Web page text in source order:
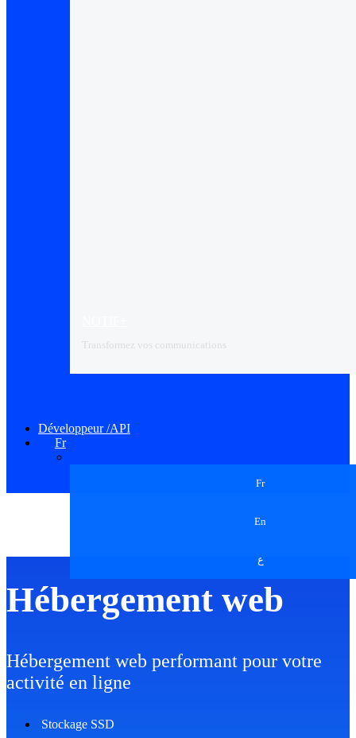
Transformez vos communications
Développeur /API
Fr
Fr
En
ع
Hébergement web
Hébergement web performant pour votre
activité en ligne
Stockage SSD